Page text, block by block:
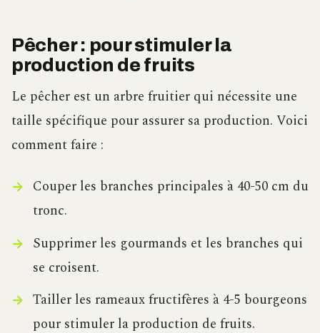
Pêcher : pour stimuler la
production de fruits
Le pêcher est un arbre fruitier qui nécessite une
taille spécifique pour assurer sa production. Voici
comment faire :
Couper les branches principales à 40-50 cm du
tronc.
Supprimer les gourmands et les branches qui
se croisent.
Tailler les rameaux fructifères à 4-5 bourgeons
pour stimuler la production de fruits.